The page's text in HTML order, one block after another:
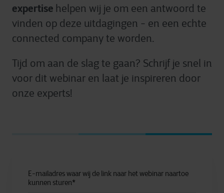
expertise helpen wij je om een antwoord te
vinden op deze uitdagingen - en een echte
connected company te worden.
Tijd om aan de slag te gaan? Schrijf je snel in
voor dit webinar en laat je inspireren door
onze experts!
E-mailadres waar wij de link naar het webinar naartoe
kunnen sturen*